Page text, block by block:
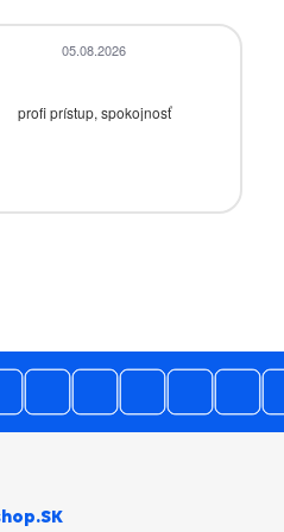
05.08.2026
profi prístup, spokojnosť